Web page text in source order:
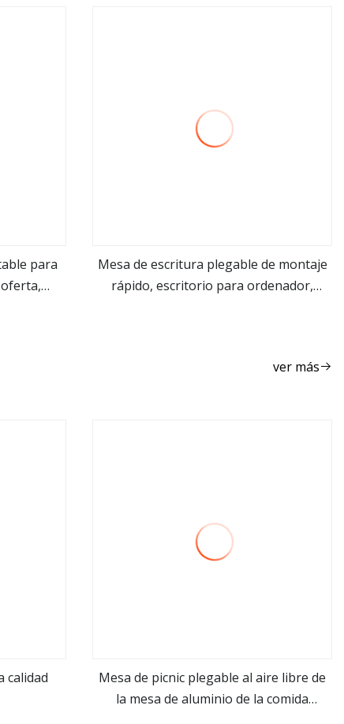
para
ver más
Mesa de escritura plegable de montaje
rápido, escritorio para ordenador,
ver más
calidad
ver más
Mesa de picnic plegable al aire libre de
la mesa de aluminio de la comida